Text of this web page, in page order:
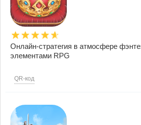
Онлайн-стратегия в атмосфере
элементами RPG
QR-код